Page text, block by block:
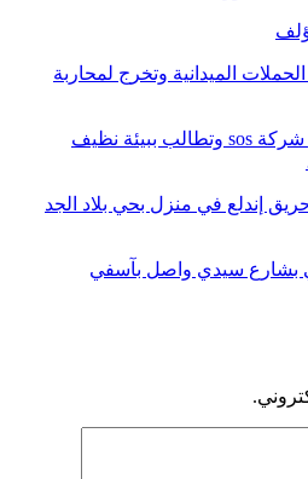
الميدانية وتخرج لمحاربة
ساكنة حي العريصة تعاني مع شركة sos وتطالب ببيئة نظيف
حريق إندلع في منزل بحي بلاد الجد